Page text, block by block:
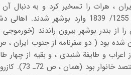
(1250ـ1264) قشون ایران ، هرات را تسخیر کرد و
تصرف کردند (مارکام ، ص 124) و در 1255/ 1839
و طایفة شنبدی ، و بقیه از چهار
دریسی بودند.